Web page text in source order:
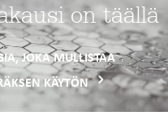
on täällä
JOKA MULLISTAA
KÄYTÖN